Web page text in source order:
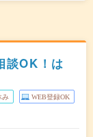
談OK！は
み WEB登録OK